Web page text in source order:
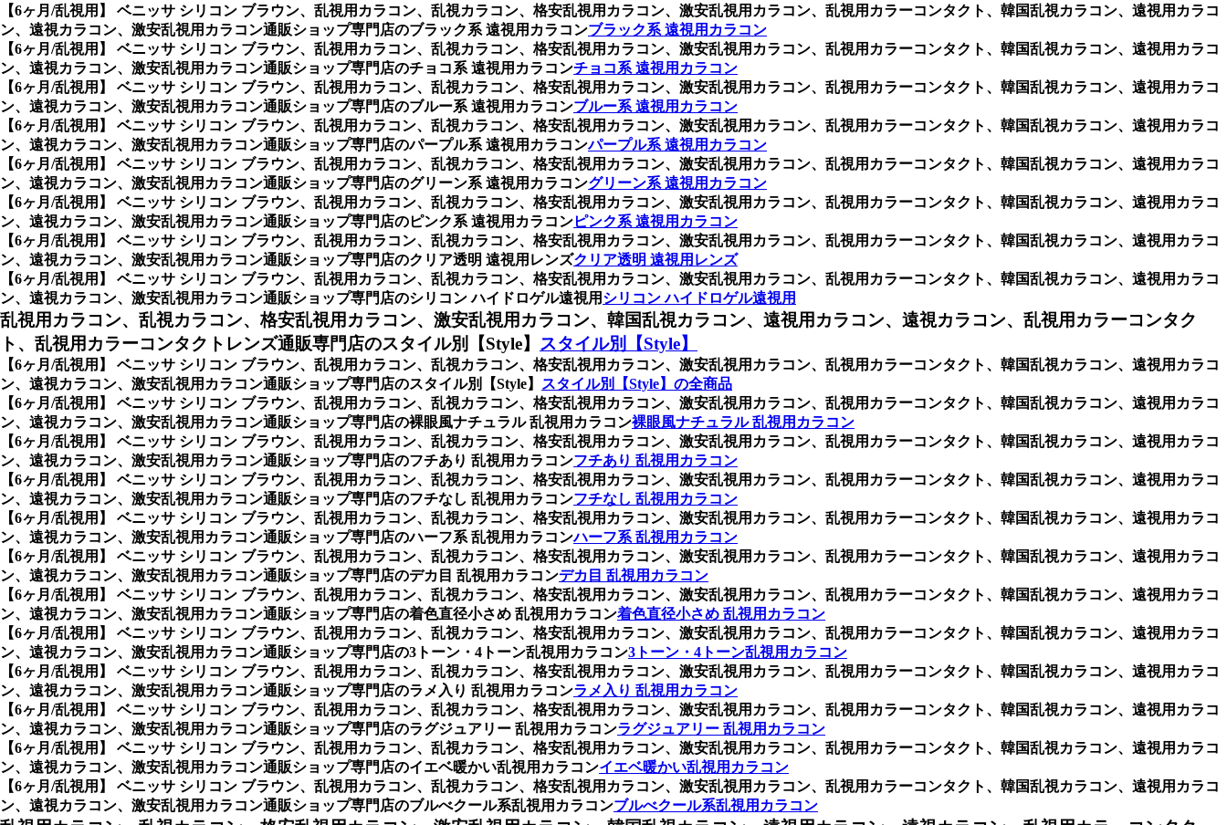
【6ヶ月/乱視用】 ベニッサ シリコン ブラウン、乱視用カラコン、乱視カラコン、格安乱視用カラコン、激安乱視用カラコン、乱視用カラーコンタクト、韓国乱視カラコン、遠視用カラコ
ン、遠視カラコン、激安乱視用カラコン通販ショップ専門店のブラック系 遠視用カラコンブラック系 遠視用カラコン
【6ヶ月/乱視用】 ベニッサ シリコン ブラウン、乱視用カラコン、乱視カラコン、格安乱視用カラコン、激安乱視用カラコン、乱視用カラーコンタクト、韓国乱視カラコン、遠視用カラコ
ン、遠視カラコン、激安乱視用カラコン通販ショップ専門店のチョコ系 遠視用カラコンチョコ系 遠視用カラコン
【6ヶ月/乱視用】 ベニッサ シリコン ブラウン、乱視用カラコン、乱視カラコン、格安乱視用カラコン、激安乱視用カラコン、乱視用カラーコンタクト、韓国乱視カラコン、遠視用カラコ
ン、遠視カラコン、激安乱視用カラコン通販ショップ専門店のブルー系 遠視用カラコンブルー系 遠視用カラコン
【6ヶ月/乱視用】 ベニッサ シリコン ブラウン、乱視用カラコン、乱視カラコン、格安乱視用カラコン、激安乱視用カラコン、乱視用カラーコンタクト、韓国乱視カラコン、遠視用カラコ
ン、遠視カラコン、激安乱視用カラコン通販ショップ専門店のパープル系 遠視用カラコンパープル系 遠視用カラコン
【6ヶ月/乱視用】 ベニッサ シリコン ブラウン、乱視用カラコン、乱視カラコン、格安乱視用カラコン、激安乱視用カラコン、乱視用カラーコンタクト、韓国乱視カラコン、遠視用カラコ
ン、遠視カラコン、激安乱視用カラコン通販ショップ専門店のグリーン系 遠視用カラコングリーン系 遠視用カラコン
【6ヶ月/乱視用】 ベニッサ シリコン ブラウン、乱視用カラコン、乱視カラコン、格安乱視用カラコン、激安乱視用カラコン、乱視用カラーコンタクト、韓国乱視カラコン、遠視用カラコ
ン、遠視カラコン、激安乱視用カラコン通販ショップ専門店のピンク系 遠視用カラコンピンク系 遠視用カラコン
【6ヶ月/乱視用】 ベニッサ シリコン ブラウン、乱視用カラコン、乱視カラコン、格安乱視用カラコン、激安乱視用カラコン、乱視用カラーコンタクト、韓国乱視カラコン、遠視用カラコ
ン、遠視カラコン、激安乱視用カラコン通販ショップ専門店のクリア透明 遠視用レンズクリア透明 遠視用レンズ
【6ヶ月/乱視用】 ベニッサ シリコン ブラウン、乱視用カラコン、乱視カラコン、格安乱視用カラコン、激安乱視用カラコン、乱視用カラーコンタクト、韓国乱視カラコン、遠視用カラコ
ン、遠視カラコン、激安乱視用カラコン通販ショップ専門店のシリコン ハイドロゲル遠視用 シリコン ハイドロゲル遠視用
乱視用カラコン、乱視カラコン、格安乱視用カラコン、激安乱視用カラコン、韓国乱視カラコン、遠視用カラコン、遠視カラコン、乱視用カラーコンタク
ト、乱視用カラーコンタクトレンズ通販専門店のスタイル別【Style】 スタイル別【Style】
【6ヶ月/乱視用】 ベニッサ シリコン ブラウン、乱視用カラコン、乱視カラコン、格安乱視用カラコン、激安乱視用カラコン、乱視用カラーコンタクト、韓国乱視カラコン、遠視用カラコ
ン、遠視カラコン、激安乱視用カラコン通販ショップ専門店のスタイル別【Style】
スタイル別【Style】の全商品
【6ヶ月/乱視用】 ベニッサ シリコン ブラウン、乱視用カラコン、乱視カラコン、格安乱視用カラコン、激安乱視用カラコン、乱視用カラーコンタクト、韓国乱視カラコン、遠視用カラコ
ン、遠視カラコン、激安乱視用カラコン通販ショップ専門店の裸眼風ナチュラル 乱視用カラコン裸眼風ナチュラル 乱視用カラコン
【6ヶ月/乱視用】 ベニッサ シリコン ブラウン、乱視用カラコン、乱視カラコン、格安乱視用カラコン、激安乱視用カラコン、乱視用カラーコンタクト、韓国乱視カラコン、遠視用カラコ
ン、遠視カラコン、激安乱視用カラコン通販ショップ専門店のフチあり 乱視用カラコンフチあり 乱視用カラコン
【6ヶ月/乱視用】 ベニッサ シリコン ブラウン、乱視用カラコン、乱視カラコン、格安乱視用カラコン、激安乱視用カラコン、乱視用カラーコンタクト、韓国乱視カラコン、遠視用カラコ
ン、遠視カラコン、激安乱視用カラコン通販ショップ専門店のフチなし 乱視用カラコンフチなし 乱視用カラコン
【6ヶ月/乱視用】 ベニッサ シリコン ブラウン、乱視用カラコン、乱視カラコン、格安乱視用カラコン、激安乱視用カラコン、乱視用カラーコンタクト、韓国乱視カラコン、遠視用カラコ
ン、遠視カラコン、激安乱視用カラコン通販ショップ専門店のハーフ系 乱視用カラコンハーフ系 乱視用カラコン
【6ヶ月/乱視用】 ベニッサ シリコン ブラウン、乱視用カラコン、乱視カラコン、格安乱視用カラコン、激安乱視用カラコン、乱視用カラーコンタクト、韓国乱視カラコン、遠視用カラコ
ン、遠視カラコン、激安乱視用カラコン通販ショップ専門店のデカ目 乱視用カラコンデカ目 乱視用カラコン
【6ヶ月/乱視用】 ベニッサ シリコン ブラウン、乱視用カラコン、乱視カラコン、格安乱視用カラコン、激安乱視用カラコン、乱視用カラーコンタクト、韓国乱視カラコン、遠視用カラコ
ン、遠視カラコン、激安乱視用カラコン通販ショップ専門店の着色直径小さめ 乱視用カラコン着色直径小さめ 乱視用カラコン
【6ヶ月/乱視用】 ベニッサ シリコン ブラウン、乱視用カラコン、乱視カラコン、格安乱視用カラコン、激安乱視用カラコン、乱視用カラーコンタクト、韓国乱視カラコン、遠視用カラコ
ン、遠視カラコン、激安乱視用カラコン通販ショップ専門店の3トーン・4トーン乱視用カラコン3トーン・4トーン乱視用カラコン
【6ヶ月/乱視用】 ベニッサ シリコン ブラウン、乱視用カラコン、乱視カラコン、格安乱視用カラコン、激安乱視用カラコン、乱視用カラーコンタクト、韓国乱視カラコン、遠視用カラコ
ン、遠視カラコン、激安乱視用カラコン通販ショップ専門店のラメ入り 乱視用カラコンラメ入り 乱視用カラコン
【6ヶ月/乱視用】 ベニッサ シリコン ブラウン、乱視用カラコン、乱視カラコン、格安乱視用カラコン、激安乱視用カラコン、乱視用カラーコンタクト、韓国乱視カラコン、遠視用カラコ
ン、遠視カラコン、激安乱視用カラコン通販ショップ専門店のラグジュアリー 乱視用カラコンラグジュアリー 乱視用カラコン
【6ヶ月/乱視用】 ベニッサ シリコン ブラウン、乱視用カラコン、乱視カラコン、格安乱視用カラコン、激安乱視用カラコン、乱視用カラーコンタクト、韓国乱視カラコン、遠視用カラコ
ン、遠視カラコン、激安乱視用カラコン通販ショップ専門店のイエベ暖かい乱視用カラコンイエベ暖かい乱視用カラコン
【6ヶ月/乱視用】 ベニッサ シリコン ブラウン、乱視用カラコン、乱視カラコン、格安乱視用カラコン、激安乱視用カラコン、乱視用カラーコンタクト、韓国乱視カラコン、遠視用カラコ
ン、遠視カラコン、激安乱視用カラコン通販ショップ専門店のブルべクール系乱視用カラコンブルべクール系乱視用カラコン